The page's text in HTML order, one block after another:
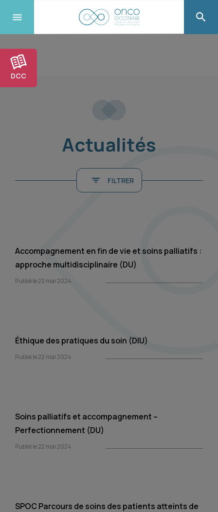
DCC
Actualités
FILTRER
Accompagnement en fin de vie et soins palliatifs :
approche multidisciplinaire (DU)
Publié le 22 mai 2024
Éthique des pratiques du soin (DIU)
Publié le 22 mai 2024
Soins palliatifs et accompagnement –
Perfectionnement (DU)
Publié le 22 mai 2024
SPOC Parcours de soins des patients atteints de